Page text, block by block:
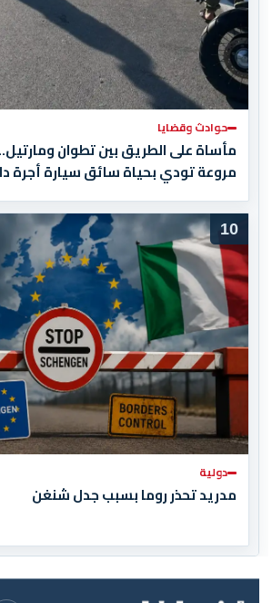
حوادث وقضايا
مأساة على الطريق بين تطوان
مروعة تودي بحياة سائق سيارة أجرة
10
دولية
مدريد تحذر روما بسبب جدل شنغن